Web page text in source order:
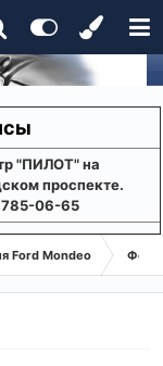
"ПИЛОТ" на
проспекте.
785-06-65
Ford Mondeo Форд